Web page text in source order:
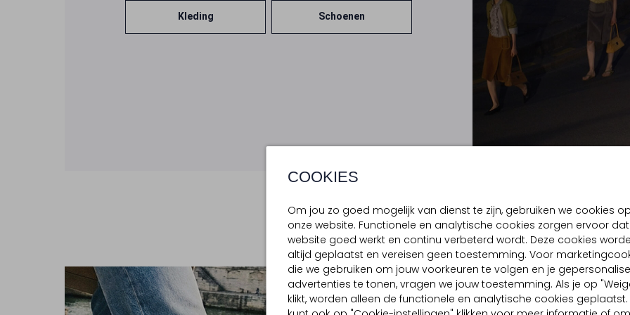
COOKIES
Om jou zo goed mogelijk van dienst te zijn, gebruiken we cookies op
onze website. Functionele en analytische cookies zorgen ervoor
website goed werkt en continu verbeterd wordt. Deze cookies
altijd geplaatst en vereisen geen toestemming. Voor
die we gebruiken om jouw voorkeuren te volgen en je
advertenties te tonen, vragen we jouw toestemming. Als je op
klikt, worden alleen de functionele en analytische cookies geplaatst.
Kleding Schoenen
AMI PARIS
GESELECTEERD VOOR JOU